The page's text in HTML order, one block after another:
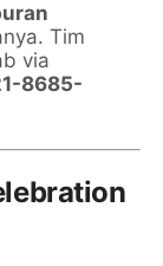
Tim
via
8685-